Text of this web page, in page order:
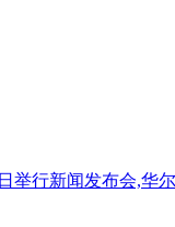
举行新闻发布会,